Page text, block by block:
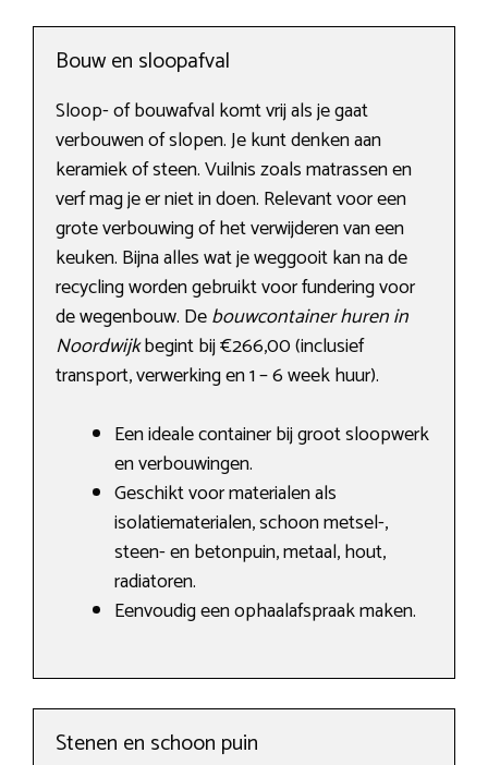
Bouw en sloopafval
Sloop- of bouwafval komt vrij als je gaat
verbouwen of slopen. Je kunt denken aan
keramiek of steen. Vuilnis zoals matrassen en
verf mag je er niet in doen. Relevant voor een
grote verbouwing of het verwijderen van een
keuken. Bijna alles wat je weggooit kan na de
recycling worden gebruikt voor fundering voor
de wegenbouw. Debouwcontainer huren in
Noordwijkbegint bij €266,00 (inclusief
transport, verwerking en 1 – 6 week huur).
Een ideale container bij groot sloopwerk
en verbouwingen.
Geschikt voor materialen als
isolatiematerialen, schoon metsel-,
steen- en betonpuin, metaal, hout,
radiatoren.
Eenvoudig een ophaalafspraak maken.
Stenen en schoon puin